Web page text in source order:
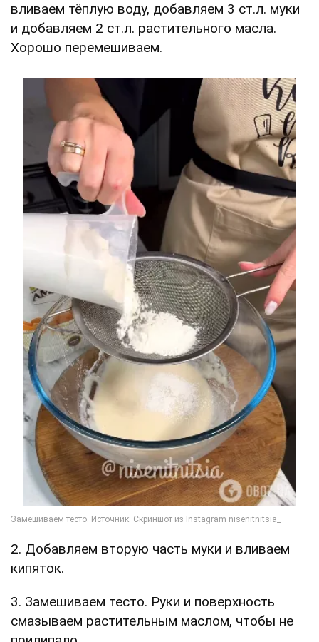
вливаем тёплую воду, добавляем 3 ст.л. муки
и добавляем 2 ст.л. растительного масла.
Хорошо перемешиваем.
2. Добавляем вторую часть муки и вливаем
кипяток.
3. Замешиваем тесто. Руки и поверхность
смазываем растительным маслом, чтобы не